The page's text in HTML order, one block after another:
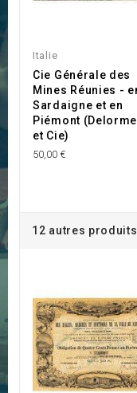
Italie
Cie Générale des
Mines Réunies -
Sardaigne et en
Piémont
et Cie)
50,00 €
12 autres